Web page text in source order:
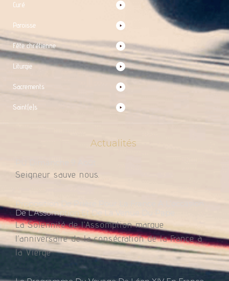
Curé
Paroisse
Fête chrétienne
Liturgie
Sacrements
Saint(e)s
Actualités
Seigneur sauve nous.
Proposition De Prière Pour La France À L’occasion
De L’Assomption Et De La Venue Du Pape
La Solennité de l’Assomption marque
l’anniversaire de la consécration de la France à
la Vierge